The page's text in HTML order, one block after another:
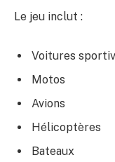
Le jeu inclut :
Voitures
Motos
Avions
Hélicoptères
Bateaux